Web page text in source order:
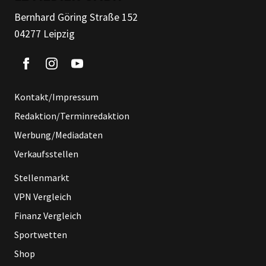
Bernhard Göring Straße 152
04277 Leipzig
Kontakt/Impressum
Redaktion/Terminredaktion
Werbung/Mediadaten
Verkaufsstellen
Stellenmarkt
VPN Vergleich
Finanz Vergleich
Sportwetten
Shop